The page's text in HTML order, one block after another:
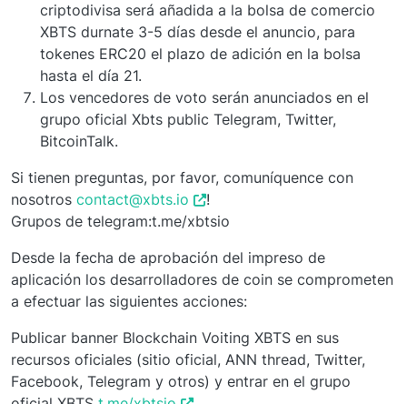
criptodivisa será añadida a la bolsa de comercio
XBTS durnate 3-5 días desde el anuncio, para
tokenes ERC20 el plazo de adición en la bolsa
hasta el día 21.
Los vencedores de voto serán anunciados en el
grupo oficial Xbts public Telegram, Twitter,
BitcoinTalk.
Si tienen preguntas, por favor, comuníquence con
nosotros contact@xbts.io
!
Grupos de telegram:t.me/xbtsio
Desde la fecha de aprobación del impreso de
aplicación los desarrolladores de coin se comprometen
a efectuar las siguientes acciones:
Publicar banner Blockchain Voiting XBTS en sus
recursos oficiales (sitio oficial, ANN thread, Twitter,
Facebook, Telegram y otros) y entrar en el grupo